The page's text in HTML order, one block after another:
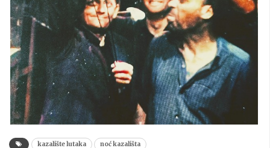
kazalište lutaka noć kazališta